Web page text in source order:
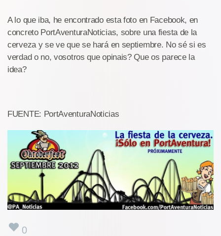
A lo que iba, he encontrado esta foto en Facebook, en
concreto PortAventuraNoticias, sobre una fiesta de la
cerveza y se ve que se hará en septiembre. No sé si es
verdad o no, vosotros que opinais? Que os parece la
idea?
FUENTE: PortAventuraNoticias
0